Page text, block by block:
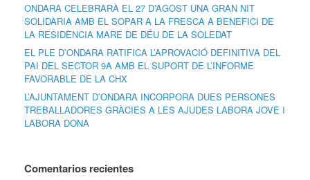
ONDARA CELEBRARÀ EL 27 D’AGOST UNA GRAN NIT
SOLIDÀRIA AMB EL SOPAR A LA FRESCA A BENEFICI DE
LA RESIDÈNCIA MARE DE DÉU DE LA SOLEDAT
EL PLE D’ONDARA RATIFICA L’APROVACIÓ DEFINITIVA DEL
PAI DEL SECTOR 9A AMB EL SUPORT DE L’INFORME
FAVORABLE DE LA CHX
L’AJUNTAMENT D’ONDARA INCORPORA DUES PERSONES
TREBALLADORES GRÀCIES A LES AJUDES LABORA JOVE I
LABORA DONA
Comentarios recientes